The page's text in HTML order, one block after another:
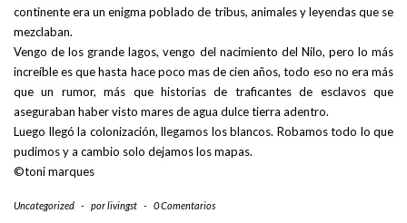
continente era un enigma poblado de tribus, animales y leyendas que se
mezclaban.
Vengo de los grande lagos, vengo del nacimiento del Nilo, pero lo más
increíble es que hasta hace poco mas de cien años, todo eso no era más
que un rumor, más que historias de traficantes de esclavos que
aseguraban haber visto mares de agua dulce tierra adentro.
Luego llegó la colonización, llegamos los blancos. Robamos todo lo que
pudimos y a cambio solo dejamos los mapas.
©toni marques
Uncategorized - porlivingst - 0 Comentarios